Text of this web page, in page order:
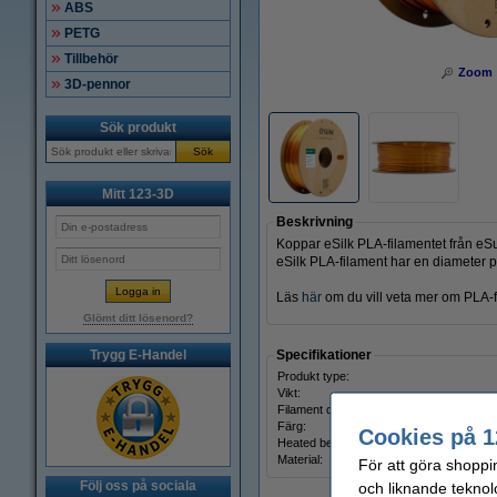
ABS
PETG
Tillbehör
3D-pennor
Sök produkt
Sök
Mitt 123-3D
Glömt ditt lösenord?
Trygg E-Handel
Följ oss på sociala
Zoom
Beskrivning
Koppar eSilk PLA-filamentet från
eSilk PLA-filament har en diameter
Läs här om du vill veta mer om
Specifikationer
Produkt type:
Vikt:
Filament diameter:
Färg:
Heated bed temp:
Material:
Cookies på
För att göra
och liknande